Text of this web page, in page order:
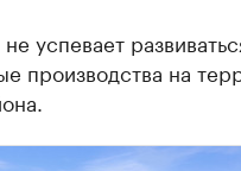
успевает
производства на